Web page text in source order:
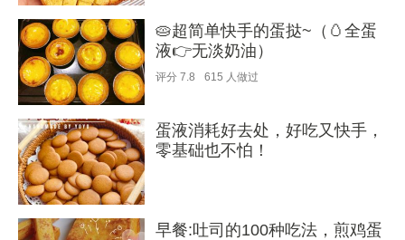
🥧超简单快手的蛋挞~（🥚全蛋
液👉无淡奶油）
评分 7.8 615 人做过
蛋液消耗好去处，好吃又快手，
零基础也不怕！
早餐:吐司的100种吃法，煎鸡蛋